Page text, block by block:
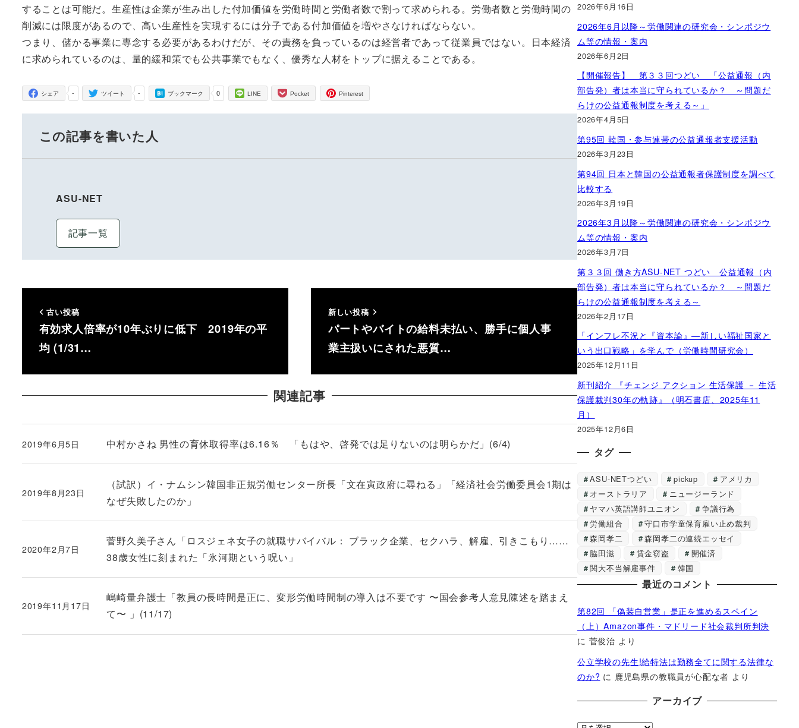
することは可能だ。生産性は企業が生み出した付加価値を労働時間と労働者数で割って求められる。労働者数と労働時間の
削減には限度があるので、高い生産性を実現するには分子である付加価値を増やさなければならない。
つまり、儲かる事業に専念する必要があるわけだが、その責務を負っているのは経営者であって従業員ではない。日本経済
に求められているのは、量的緩和策でも公共事業でもなく、優秀な人材をトップに据えることである。
-
シェア -
ツイート 0
ブックマーク LINE Pocket Pinterest
この記事を書いた人
ASU-NET
記事一覧
古い投稿
有効求人倍率が10年ぶりに低下 2019年の平
均 (1/31…
新しい投稿
パートやバイトの給料未払い、勝手に個人事
業主扱いにされた悪質…
関連記事
中村かさね 男性の育休取得率は6.16％ 「もはや、啓発では足りないのは明らかだ」(6/4)
投稿日
2019年6月5日
（試訳）イ・ナムシン韓国非正規労働センター所長「文在寅政府に尋ねる」「経済社会労働委員会1期は
なぜ失敗したのか」
投稿日
2019年8月23日
菅野久美子さん「ロスジェネ女子の就職サバイバル： ブラック企業、セクハラ、解雇、引きこもり……
38歳女性に刻まれた「氷河期という呪い」
投稿日
2020年2月7日
嶋崎量弁護士「教員の長時間是正に、変形労働時間制の導入は不要です 〜国会参考人意見陳述を踏まえ
て〜 」(11/17)
投稿日
2019年11月17日
2026年6月16日
2026年6月以降～労働関連の研究会・シンポジウ
ム等の情報・案内
2026年6月2日
【開催報告】 第３３回つどい 「公益通報（内
部告発）者は本当に守られているか？ ～問題だ
らけの公益通報制度を考える～」
2026年4月5日
第95回 韓国・参与連帯の公益通報者支援活動
2026年3月23日
第94回 日本と韓国の公益通報者保護制度を調べて
比較する
2026年3月19日
2026年3月以降～労働関連の研究会・シンポジウ
ム等の情報・案内
2026年3月7日
第３３回 働き方ASU-NET つどい 公益通報（内
部告発）者は本当に守られているか？ ～問題だ
らけの公益通報制度を考える～
2026年2月17日
「インフレ不況と『資本論』―新しい福祉国家と
いう出口戦略」を学んで（労働時間研究会）
2025年12月11日
新刊紹介 『チェンジ アクション 生活保護 － 生活
保護裁判30年の軌跡』（明石書店、2025年11
月）
2025年12月6日
タグ
ASU-NETつどい pickup
アメリカ
オーストラリア
ニュージーランド
ヤマハ英語講師ユニオン
争議行為
労働組合
守口市学童保育雇い止め裁判
森岡孝二
森岡孝二の連続エッセイ
脇田滋
賃金窃盗
開催済
関大不当解雇事件
韓国
最近のコメント
第82回 「偽装自営業」是正を進めるスペイン
（上）Amazon事件・マドリード社会裁判所判決
に 菅俊治 より
公立学校の先生!給特法は勤務全てに関する法律な
のか? に 鹿児島県の教職員が心配な者 より
アーカイブ